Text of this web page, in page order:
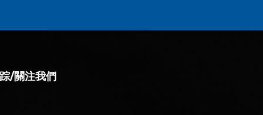
/關注我們